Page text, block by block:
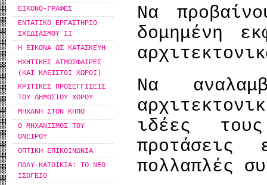
ΕΙΚΟΝΟ-ΓΡΑΦΕΣ
ΕΝΤΑΤΙΚΟ ΕΡΓΑΣΤΗΡΙΟ
ΣΧΕΔΙΑΣΜΟΥ ΙΙ
Η ΕΙΚΟΝΑ ΩΣ ΚΑΤΑΣΚΕΥΗ
ΗΧΗΤΙΚΕΣ ΑΤΜΟΣΦΑΙΡΕΣ
(ΚΑΙ ΚΛΕΙΣΤΟΙ ΧΩΡΟΙ)
ΚΡΙΤΙΚΕΣ ΠΡΟΣΕΓΓΙΣΕΙΣ
ΤΟΥ ΔΗΜΟΣΙΟΥ ΧΩΡΟΥ
ΜΗΧΑΝΗ ΣΤΟΝ ΚΗΠΟ
Ο ΜΗΧΑΝΙΣΜΟΣ ΤΟΥ
ΟΝΕΙΡΟΥ
ΟΠΤΙΚΗ ΕΠΙΚΟΙΝΩΝΙΑ
ΠΟΛΥ-ΚΑΤΟΙΚΙΑ: ΤΟ ΝΕΟ
ΙΣΟΓΕΙΟ
Να
δομημένη
Να
ιδέες
προτάσεις
πολλαπλές